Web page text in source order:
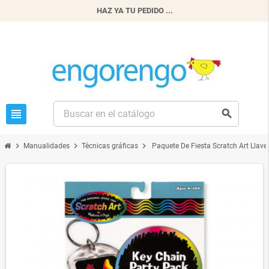
HAZ YA TU PEDIDO ...
view_headline search
chevron_right Manualidades chevron_right Técnicas gráficas chevron_right Paquete De Fiesta Scratch Art